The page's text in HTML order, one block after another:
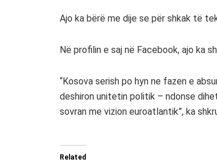
Ajo ka bërë me dije se për shkak të
Në profilin e saj në Facebook, ajo ka
“Kosova serish po hyn ne fazen e
deshiron unitetin politik – ndonse
sovran me vizion euroatlantik”, ka
Related